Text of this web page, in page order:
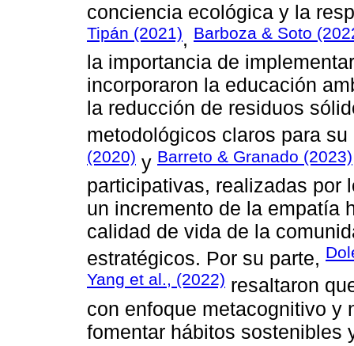
conciencia ecológica y la
Tipán (2021), Barboza & Soto
la importancia de
incorporaron la educación
la reducción de residuos
metodológicos claros para
(2020) y Barreto & Granado (2023)
participativas, realizadas por
un incremento de la empatía
calidad de vida de la
estratégicos. Por su parte,
Yang et al., (2022) resaltaron
con enfoque metacognitivo y
fomentar hábitos sostenibles